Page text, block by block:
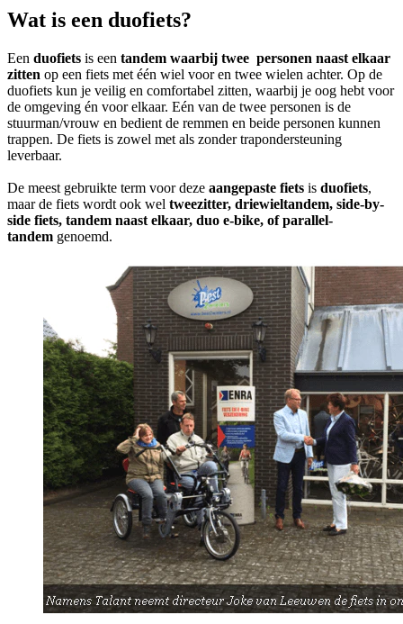
Wat is een duofiets?
Een duofiets is een tandem waarbij twee personen naast elkaar
zitten op een fiets met één wiel voor en twee wielen achter. Op de
duofiets kun je veilig en comfortabel zitten, waarbij je oog hebt voor
de omgeving én voor elkaar. Eén van de twee personen is de
stuurman/vrouw en bedient de remmen en beide personen kunnen
trappen. De fiets is zowel met als zonder trapondersteuning
leverbaar.
De meest gebruikte term voor deze aangepaste fiets is duofiets,
maar de fiets wordt ook wel tweezitter, driewieltandem, side-by-
side fiets, tandem naast elkaar, duo e-bike, of parallel-
tandem genoemd.